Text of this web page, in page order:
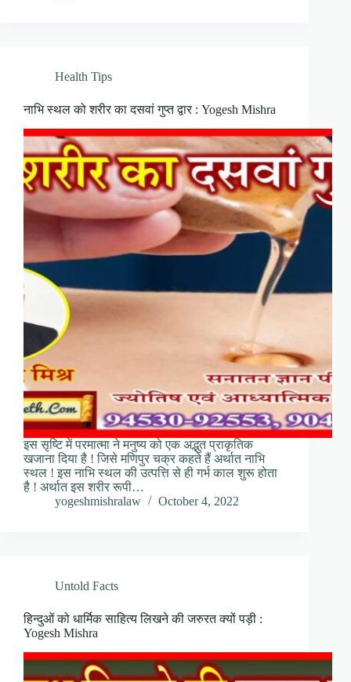
Health Tips
नाभि स्थल को शरीर का दसवां गुप्त द्वार : Yogesh Mishra
इस सृष्टि में परमात्मा ने मनुष्य को एक अद्भुत प्राकृतिक
खजाना दिया है ! जिसे मणिपुर चक्र कहते हैं अर्थात नाभि
स्थल ! इस नाभि स्थल की उत्पत्ति से ही गर्भ काल शुरू होता
है ! अर्थात इस शरीर रूपी…
yogeshmishralaw
October 4, 2022
Untold Facts
हिन्दुओं को धार्मिक साहित्य लिखने की जरुरत क्यों पड़ी :
Yogesh Mishra